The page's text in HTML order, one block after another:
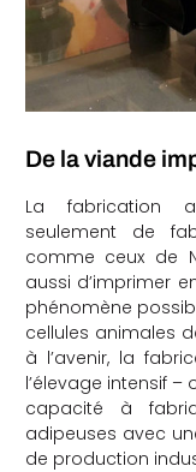
De la viande
La fabrication
seulement de
comme ceux de
aussi d’imprimer
phénomène
cellules animales
à l’avenir, la
l’élevage intensif
capacité à
adipeuses avec
de production